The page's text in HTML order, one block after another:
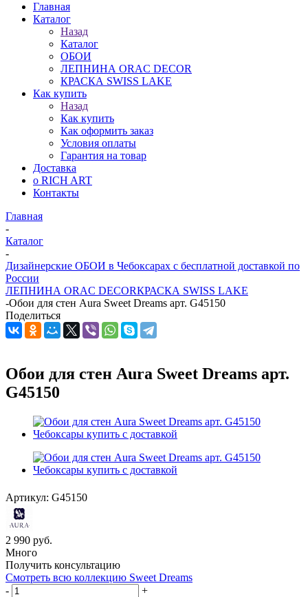
Главная
Каталог
Назад
Каталог
ОБОИ
ЛЕПНИНА ORAC DECOR
КРАСКА SWISS LAKE
Как купить
Назад
Как купить
Как оформить заказ
Условия оплаты
Гарантия на товар
Доставка
о RICH ART
Контакты
Главная
-
Каталог
-
Дизайнерские ОБОИ в Чебоксарах с бесплатной доставкой по
России
ЛЕПНИНА ORAC DECORКРАСКА SWISS LAKE
-Обои для стен Aura Sweet Dreams арт. G45150
Поделиться
Обои для стен Aura Sweet Dreams арт.
G45150
Артикул: G45150
2 990 руб.
Много
Получить консультацию
Смотреть всю коллекцию Sweet Dreams
-
+